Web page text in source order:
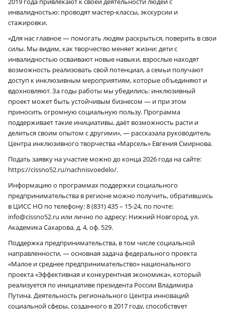
инвалидностью: проводят мастер-классы, экскурсии и
стажировки.
«Для нас главное — помогать людям раскрыться, поверить в свои
силы. Мы видим, как творчество меняет жизни: дети с
инвалидностью осваивают новые навыки, взрослые находят
возможность реализовать свой потенциал, а семьи получают
доступ к инклюзивным мероприятиям, которые объединяют и
вдохновляют. За годы работы мы убедились: инклюзивный
проект может быть устойчивым бизнесом — и при этом
приносить огромную социальную пользу. Программа
поддерживает такие инициативы, даёт возможность расти и
делиться своим опытом с другими», — рассказала руководитель
Центра инклюзивного творчества «Марсель» Евгения Смирнова.
Подать заявку на участие можно до конца 2026 года на сайте:
https://cissno52.ru/nachnisvoedelo/.
Информацию о программах поддержки социального
предпринимательства в регионе можно получить, обратившись
в ЦИСС НО по телефону: 8 (831) 435 – 15-24, по почте:
info@cissno52.ru или лично по адресу: Нижний Новгород, ул.
Академика Сахарова, д. 4, оф. 529.
Поддержка предпринимательства, в том числе социальной
направленности, — основная задача федерального проекта
«Малое и среднее предпринимательство» национального
проекта «Эффективная и конкурентная экономика», который
реализуется по инициативе президента России Владимира
Путина. Деятельность регионального Центра инноваций
социальной сферы, созданного в 2017 году, способствует